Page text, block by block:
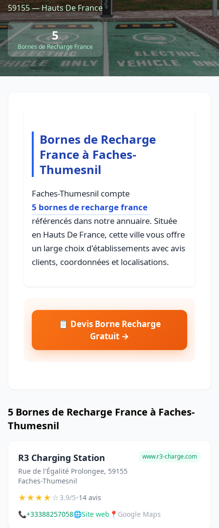
CGU-Confidentialité- Service proposé parViteUnDevis.com-Vous
59155 — Hauts De France
5
Bornes de Recharge France
Bornes de Recharge
France à Faches-
Thumesnil
Faches-Thumesnil compte
5 bornes de recharge france
référencés dans notre annuaire. Située
en Hauts De France, cette ville vous offre
un large choix d'établissements avec avis
clients, coordonnées et localisations.
📋 Devis Borne Recharge
Gratuit →
5 Bornes de Recharge France à Faches-
Thumesnil
R3 Charging Station
Rue de l'Égalité Prolongee, 59155
Faches-Thumesnil
www.r3-charge.com
★★★★☆3.9/5•14 avis
📞+33388257058🌐Site web 📍 Google Maps